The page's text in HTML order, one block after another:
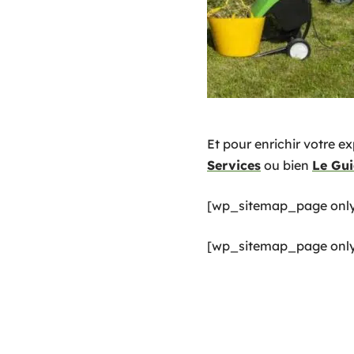
Et pour enrichir votre
Services ou bien Le
[wp_sitemap_page
[wp_sitemap_page